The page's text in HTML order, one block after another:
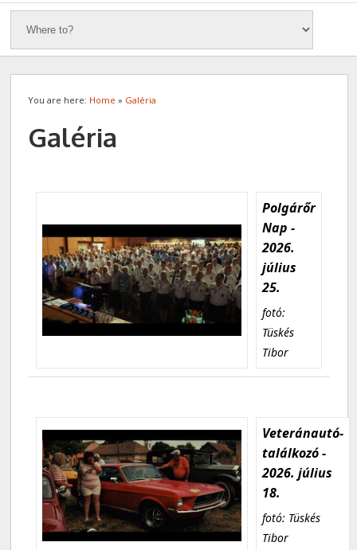
You are here: Home » Galéria
Galéria
Polgárőr
Nap -
2026.
július
25.
fotó:
Tüskés
Tibor
Veteránautó-
találkozó -
2026. július
18.
fotó: Tüskés
Tibor